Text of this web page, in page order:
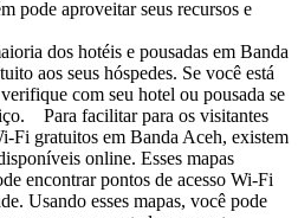
pode aproveitar seus recursos e
dos hotéis e pousadas em Banda
aos seus hóspedes. Se você está
com seu hotel ou pousada se
Para facilitar para os visitantes
Fi gratuitos em Banda Aceh, existem
online. Esses mapas
encontrar pontos de acesso Wi-Fi
Usando esses mapas, você pode